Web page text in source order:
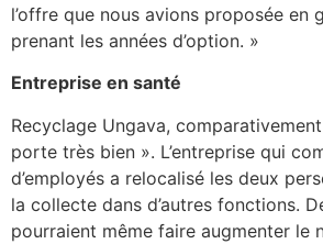
l’offre que nous avions proposée en
prenant les années d’option. »
Entreprise en santé
Recyclage Ungava,
porte très bien ». L’entreprise qui
d’employés a relocalisé les deux
la collecte dans d’autres fonctions.
pourraient même faire augmenter le